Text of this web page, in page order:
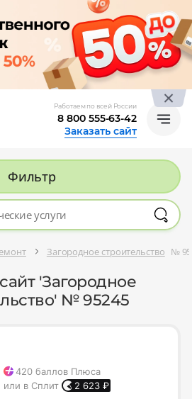
Работаем по всей России
8 800 555-63-42
Заказать сайт
Фильтр
Загородное строительство №
'Загородное
№ 95245
420 баллов Плюса
или в Сплит
2 623 ₽